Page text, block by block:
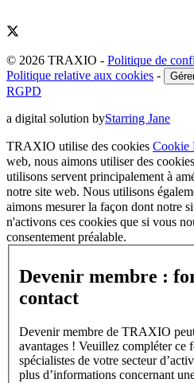
© 2026 TRAXIO - Politique de
Politique relative aux cookies -
RGPD
a digital solution byStarring Jane
TRAXIO utilise des cookies Cookie
web, nous aimons utiliser des
utilisons servent principalement à
notre site web. Nous utilisons
aimons mesurer la façon dont notre
n'activons ces cookies que si vous
consentement préalable.
Devenir membre :
contact
Devenir membre de TRAXIO
avantages ! Veuillez compléter ce
spécialistes de votre secteur
plus d’informations concernant